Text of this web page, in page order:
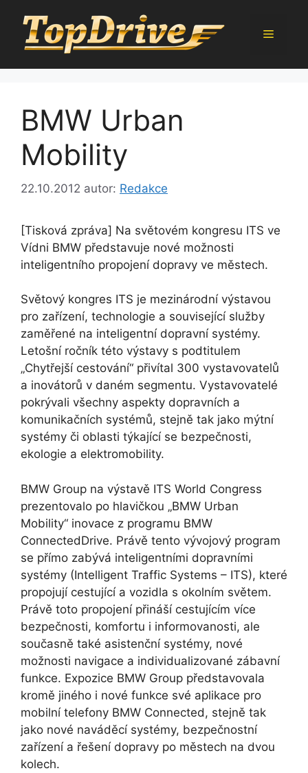
obsah
Menu
BMW Urban
Mobility
22.10.2012 autor: Redakce
[Tisková zpráva] Na světovém kongresu ITS ve
Vídni BMW představuje nové možnosti
inteligentního propojení dopravy ve městech.
Světový kongres ITS je mezinárodní výstavou
pro zařízení, technologie a související služby
zaměřené na inteligentní dopravní systémy.
Letošní ročník této výstavy s podtitulem
„Chytřejší cestování“ přivítal 300 vystavovatelů
a inovátorů v daném segmentu. Vystavovatelé
pokrývali všechny aspekty dopravních a
komunikačních systémů, stejně tak jako mýtní
systémy či oblasti týkající se bezpečnosti,
ekologie a elektromobility.
BMW Group na výstavě ITS World Congress
prezentovalo po hlavičkou „BMW Urban
Mobility“ inovace z programu BMW
ConnectedDrive. Právě tento vývojový program
se přímo zabývá inteligentními dopravními
systémy (Intelligent Traffic Systems – ITS), které
propojují cestující a vozidla s okolním světem.
Právě toto propojení přináší cestujícím více
bezpečnosti, komfortu i informovanosti, ale
současně také asistenční systémy, nové
možnosti navigace a individualizované zábavní
funkce. Expozice BMW Group představovala
kromě jiného i nové funkce své aplikace pro
mobilní telefony BMW Connected, stejně tak
jako nové naváděcí systémy, bezpečnostní
zařízení a řešení dopravy po městech na dvou
kolech.